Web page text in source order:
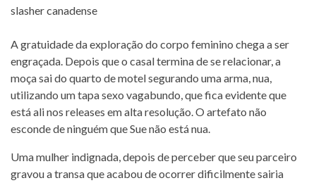
A gratuidade da exploração do corpo feminino chega a ser
engraçada. Depois que o casal termina de se relacionar, a
moça sai do quarto de motel segurando uma arma, nua,
utilizando um tapa sexo vagabundo, que fica evidente que
está ali nos releases em alta resolução. O artefato não
esconde de ninguém que Sue não está nua.
Uma mulher indignada, depois de perceber que seu parceiro
gravou a transa que acabou de ocorrer dificilmente sairia